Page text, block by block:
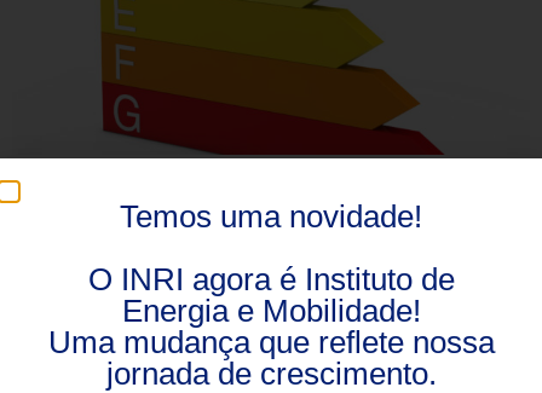
Cada vez mais a demanda para o setor elétrico
aumenta. Veja como a eficiência energética pode trazer
economia no seu consumo elétrico.
Temos uma novidade!
O INRI agora é Instituto de
Energia e Mobilidade!
Uma mudança que reflete nossa
jornada de crescimento.